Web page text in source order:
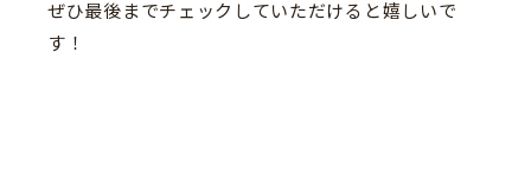
ぜひ最後までチェックしていただけると嬉しいで
す！